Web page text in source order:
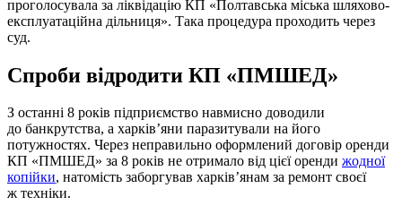
проголосувала за ліквідацію КП «Полтавська міська шляхово-
експлуатаційна дільниця». Така процедура проходить через
суд.
Спроби відродити КП «ПМШЕД»
З останні 8 років підприємство навмисно доводили
до банкрутства, а харків’яни паразитували на його
потужностях. Через неправильно оформлений договір оренди
КП «ПМШЕД» за 8 років не отримало від цієї оренди жодної
копійки, натомість заборгував харків’янам за ремонт своєї
ж техніки.